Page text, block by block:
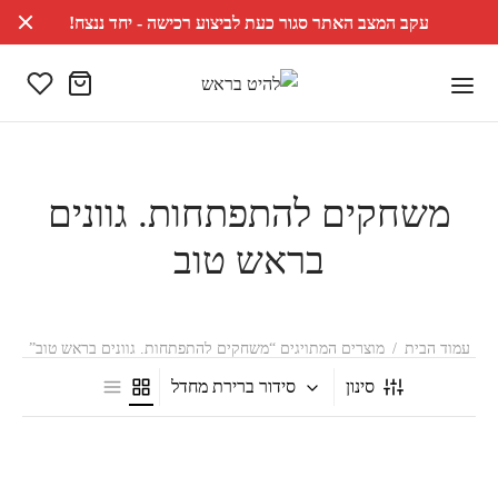
עקב המצב האתר סגור כעת לביצוע רכישה - יחד ננצח!
משחקים להתפתחות. גוונים
בראש טוב
עמוד הבית / מוצרים המתויגים “משחקים להתפתחות. גוונים בראש טוב”
סינון סידור ברירת מחדל